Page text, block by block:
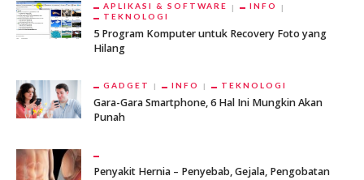
APLIKASI & SOFTWARE
INFO
TEKNOLOGI
5 Program Komputer untuk Recovery Foto yang
Hilang
GADGET INFO TEKNOLOGI
Gara-Gara Smartphone, 6 Hal Ini Mungkin Akan
Punah
Penyakit Hernia – Penyebab, Gejala, Pengobatan